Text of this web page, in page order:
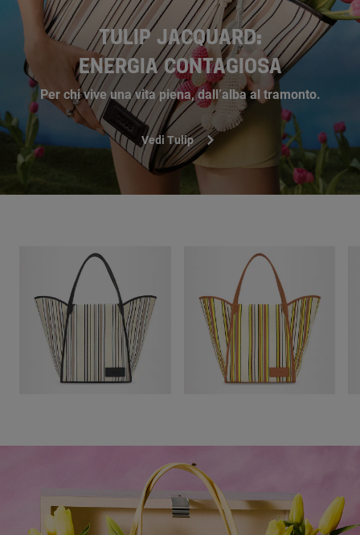
TULIP JACQUARD:
ENERGIA CONTAGIOSA
Per chi vive una vita piena, dall’alba al tramonto.
Vedi Tulip